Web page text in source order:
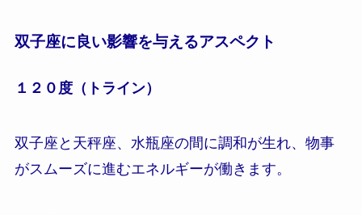
双子座に良い影響を与えるアスペクト
１２０度（トライン）
双子座と天秤座、水瓶座の間に調和が生れ、物事
がスムーズに進むエネルギーが働きます。